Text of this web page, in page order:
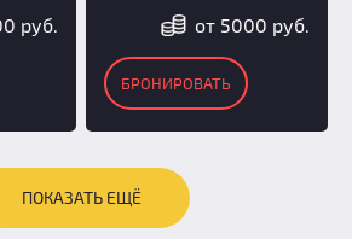
руб. от 5000 руб.
БРОНИРОВАТЬ
ПОКАЗАТЬ ЕЩЁ